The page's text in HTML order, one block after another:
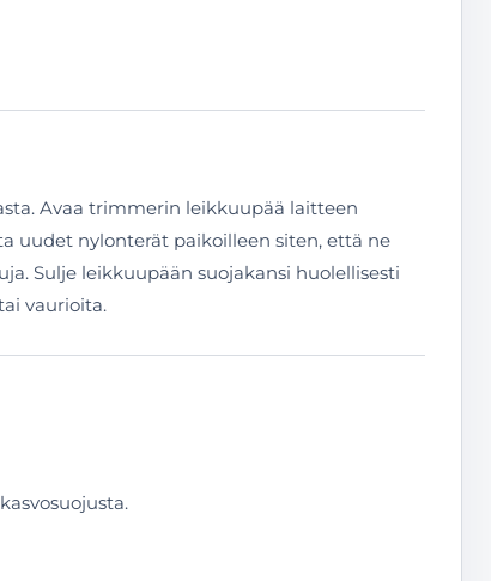
Avaa trimmerin leikkuupää laitteen
uudet nylonterät paikoilleen siten, että ne
Sulje leikkuupään suojakansi huolellisesti
vaurioita.